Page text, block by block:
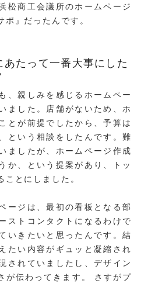
松商工会議所のホームページ
』だったんです。
たって一番大事にした
、親しみを感じるホームペー
ました。店舗がないため、ホ
とが前提でしたから、予算は
という相談をしたんです。難
ましたが、ホームページ作成
か、という提案があり、トッ
とにしました。
ージは、最初の看板となる部
ストコンタクトになるわけで
いきたいと思ったんです。結
たい内容がギュッと凝縮され
されていましたし、デザイン
が伝わってきます。 さすがプ